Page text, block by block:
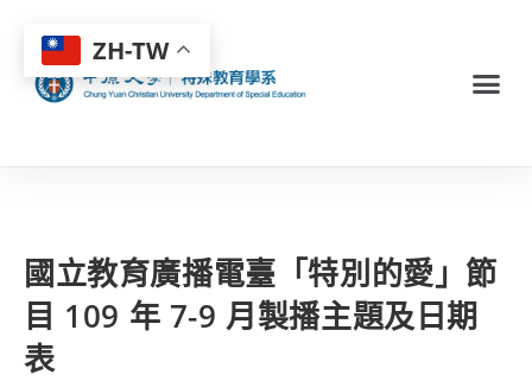
國立教育廣播電臺「特別的愛」節
目 109 年 7-9 月製播主題及日期
表
ZH-TW